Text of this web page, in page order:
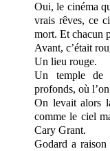
Oui, le cinéma
vrais rêves, ce
mort. Et chacun
Avant, c’était
Un lieu rouge.
Un temple de
profonds, où
On levait alors
comme le ciel
Cary Grant.
Godard a